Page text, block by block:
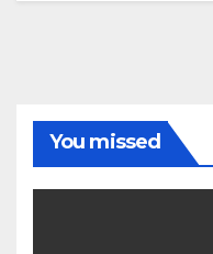
You missed